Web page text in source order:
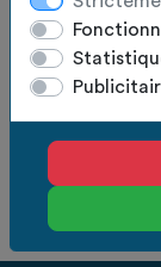
produits de
maison.
• Taille M :
Quantité :
Fabrication
Devis